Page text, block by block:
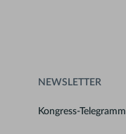
NEWSLETTER
Kongress-Telegramm